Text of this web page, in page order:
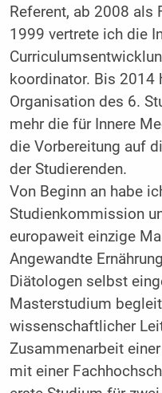
Referent, ab 2008 als
1999 vertrete ich die
koordinator. Bis 2014
Organisation des 6.
mehr die für Innere
die Vorbereitung auf
der Studierenden.
Von Beginn an habe
Studienkommission
europaweit einzige
Angewandte
Diätologen selbst
Masterstudium
wissenschaftlicher
Zusammenarbeit
mit einer